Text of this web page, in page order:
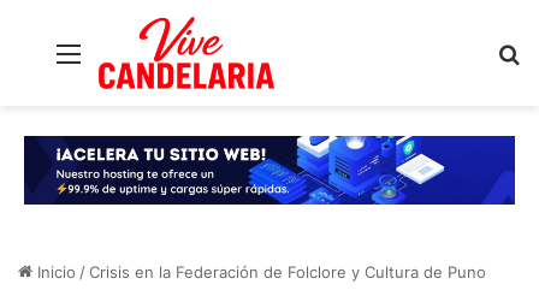
Inicio /Crisis en la Federación de Folclore y Cultura de Puno